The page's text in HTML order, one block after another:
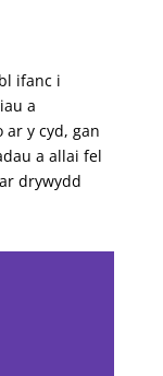
ifanc i
a
ar y cyd, gan
a allai fel
drywydd